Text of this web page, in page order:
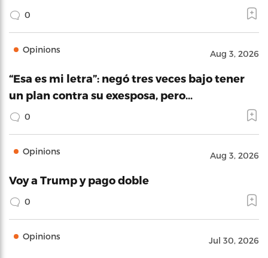
0
Opinions Aug 3, 2026
“Esa es mi letra”: negó tres veces bajo tener
un plan contra su exesposa, pero…
0
Opinions Aug 3, 2026
Voy a Trump y pago doble
0
Opinions Jul 30, 2026